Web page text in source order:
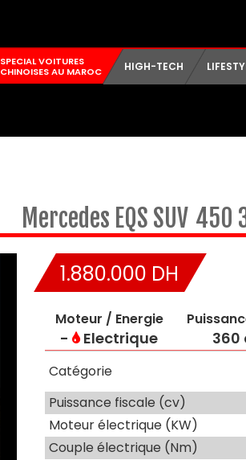
SPECIAL VOITURES
CHINOISES AU MAROC
HIGH-TECH
Mercedes EQS SUV 450
1.880.000 DH
Moteur / Energie
- Electrique 360
Catégorie
Puissance fiscale (cv)
Moteur électrique (KW)
Couple électrique (Nm)